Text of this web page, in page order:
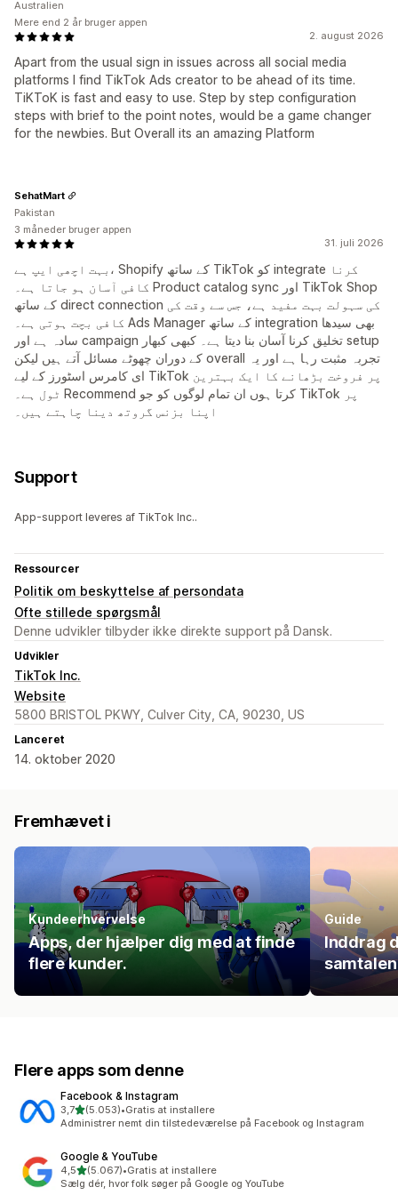
2. august 2026
Apart from the usual sign in issues across all social media
platforms I find TikTok Ads creator to be ahead of its time.
TiKToK is fast and easy to use. Step by step configuration
steps with brief to the point notes, would be a game changer
for the newbies. But Overall its an amazing Platform
Australien
Mere end 2 år bruger appen
31. juli 2026
بہت اچھی ایپ ہے، Shopify کے ساتھ TikTok کو integrate کرنا
کافی آسان ہو جاتا ہے۔ Product catalog sync اور TikTok Shop
کے ساتھ direct connection کی سہولت بہت مفید ہے، جس سے وقت کی
کافی بچت ہوتی ہے۔ Ads Manager کے ساتھ integration بھی سیدھا
سادہ ہے اور campaign تخلیق کرنا آسان بنا دیتا ہے۔ کبھی کبھار setup
کے دوران چھوٹے مسائل آتے ہیں لیکن overall تجربہ مثبت رہا ہے اور یہ
ای کامرس اسٹورز کے لیے TikTok پر فروخت بڑھانے کا ایک بہترین
ٹول ہے۔ Recommend کرتا ہوں ان تمام لوگوں کو جو TikTok پر
اپنا بزنس گروتھ دینا چاہتے ہیں۔
SehatMart
Pakistan
3 måneder bruger appen
Support
App-support leveres af TikTok Inc..
Ressourcer
Politik om beskyttelse af persondata
Ofte stillede spørgsmål
Denne udvikler tilbyder ikke direkte support på Dansk.
Udvikler
TikTok Inc.
Website
5800 BRISTOL PKWY, Culver City, CA, 90230, US
Lanceret
14. oktober 2020
Fremhævet i
Kundeerhvervelse
Apps, der hjælper dig med at finde
flere kunder.
Guide
Inddrag
Flere apps som denne
Facebook & Instagram
3,7ud af 5 stjerner
(5.053)
5053 anmeldelser i alt
•Gratis at installere
Administrer nemt din tilstedeværelse på Facebook og Instagram
Google & YouTube
4,5ud af 5 stjerner
(5.067)
5067 anmeldelser i alt
•Gratis at installere
Sælg dér, hvor folk søger på Google og YouTube